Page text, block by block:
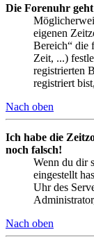
Die Forenuhr
eigenen
Bereich“ die
Zeit, ...)
registrierten
registriert
Nach oben
Ich habe die
noch falsch!
Wenn du dir
eingestellt
Uhr des
Nach oben